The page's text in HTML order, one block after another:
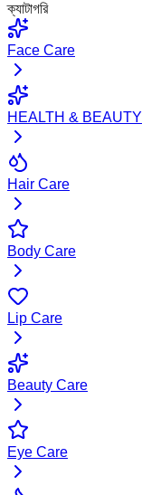
ক্যাটাগরি
Face Care
HEALTH & BEAUTY
Hair Care
Body Care
Lip Care
Beauty Care
Eye Care